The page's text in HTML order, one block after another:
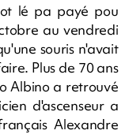
lé pa payé pou
au vendredi
souris n'avait
Plus de 70 ans
Albino a retrouvé
d'ascenseur a
Alexandre